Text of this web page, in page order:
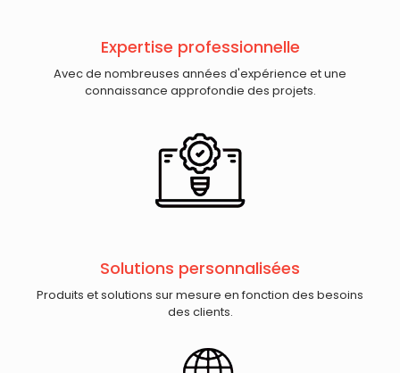
Expertise professionnelle
Avec de nombreuses années d'expérience et une
connaissance approfondie des projets.
Solutions personnalisées
Produits et solutions sur mesure en fonction des besoins
des clients.